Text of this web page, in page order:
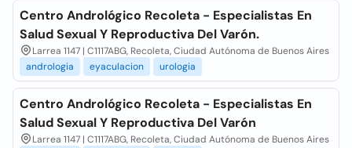
Centro Andrológico Recoleta - Especialistas En
Salud Sexual Y Reproductiva Del Varón.
Larrea 1147 | C1117ABG, Recoleta, Ciudad Autónoma de Buenos Aires
andrologia
eyaculacion urologia
Centro Andrológico Recoleta - Especialistas En
Salud Sexual Y Reproductiva Del Varón
Larrea 1147 | C1117ABG, Recoleta, Ciudad Autónoma de Buenos Aires